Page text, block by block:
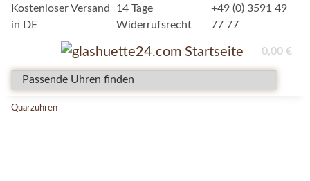
Kostenloser Versand
in DE
14 Tage
Widerrufsrecht
+49 (0) 3591 49
77 77
0,00 €
Quarzuhren